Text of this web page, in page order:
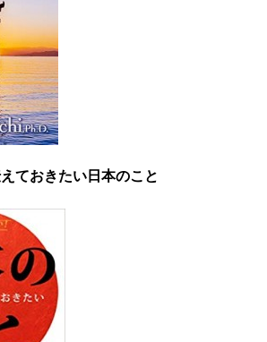
ておきたい日本のこと